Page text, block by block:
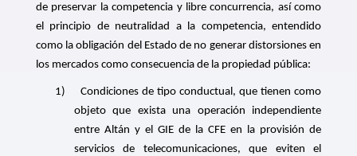
de preservar la competencia y libre concurrencia, así como
el principio de neutralidad a la competencia, entendido
como la obligación del Estado de no generar distorsiones en
los mercados como consecuencia de la propiedad pública:
1)
Condiciones de tipo conductual, que tienen como
objeto que exista una operación independiente
entre Altán y el GIE de la CFE en la provisión de
servicios de telecomunicaciones, que eviten el